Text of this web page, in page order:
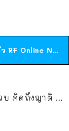
ได้เวลาเด็กหนวดรวมตัว RF Online Next เปิดให้เล่นแล้ว เกม Sci-Fi MMORPG ระดับตำนาน เล่นได้ทั้งมือถือและ PC
เครื่องบินข้ามเมือง ระยะทาง 2,700 กม.